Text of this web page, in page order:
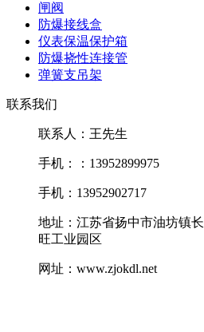
闸阀
防爆接线盒
仪表保温保护箱
防爆挠性连接管
弹簧支吊架
联系我们
联系人：王先生
手机：：13952899975
手机：13952902717
地址：江苏省扬中市油坊镇长
旺工业园区
网址：www.zjokdl.net